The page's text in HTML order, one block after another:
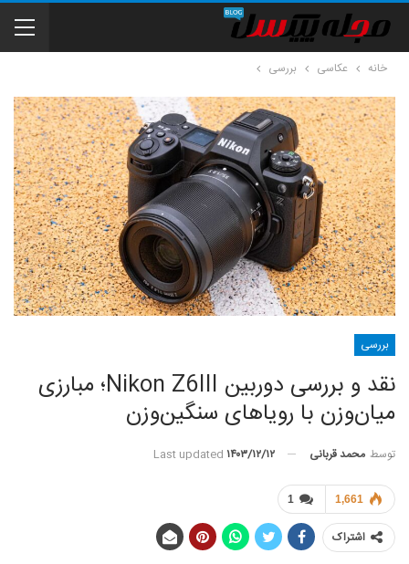
خانه عکاسی بررسی
بررسی
نقد و بررسی دوربین Nikon Z6III؛ مبارزی
میان‌وزن با رویاهای سنگین‌وزن
توسط محمد قربانی Last updated ۱۴۰۳/۱۲/۱۲
1 1,661
اشتراک